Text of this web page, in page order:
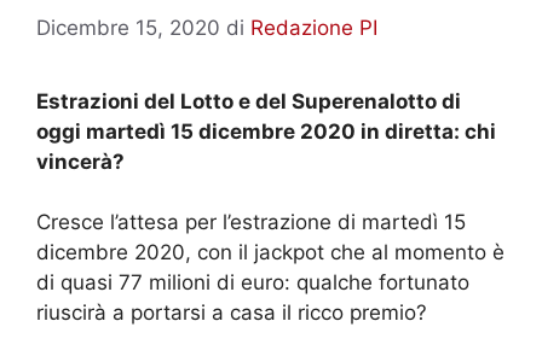
Dicembre 15, 2020 di Redazione PI
Estrazioni del Lotto e del Superenalotto di
oggi martedì 15 dicembre 2020 in diretta: chi
vincerà?
Cresce l’attesa per l’estrazione di martedì 15
dicembre 2020, con il jackpot che al momento è
di quasi 77 milioni di euro: qualche fortunato
riuscirà a portarsi a casa il ricco premio?